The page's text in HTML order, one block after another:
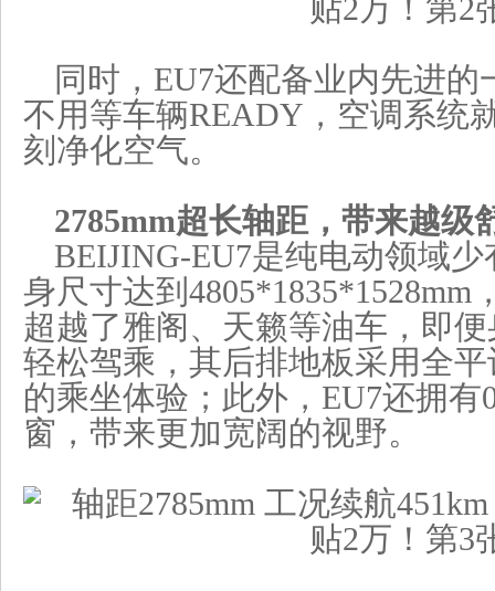
同时，EU7还配备业内先进
不用等车辆READY，空调系统
刻净化空气。
2785mm超长轴距，带来越级
BEIJING-EU7是纯电动领域
身尺寸达到4805*1835*1528mm
超越了雅阁、天籁等油车，即
轻松驾乘，其后排地板采用全
的乘坐体验；此外，EU7还拥有
窗，带来更加宽阔的视野。